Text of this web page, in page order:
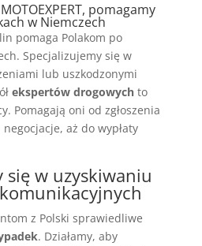
pomagamy
w Niemczech
pomaga Polakom po
Specjalizujemy się w
lub uszkodzonymi
ekspertów drogowychto
Pomagają oni od zgłoszenia
aż do wypłaty
się w uzyskiwaniu
z Polski sprawiedliwe
. Działamy, aby